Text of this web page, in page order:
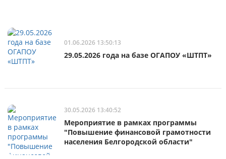
01.06.2026 13:50:13
29.05.2026 года на базе ОГАПОУ «ШТПТ»
30.05.2026 13:40:52
Мероприятие в рамках программы
"Повышение финансовой грамотности
населения Белгородской области"